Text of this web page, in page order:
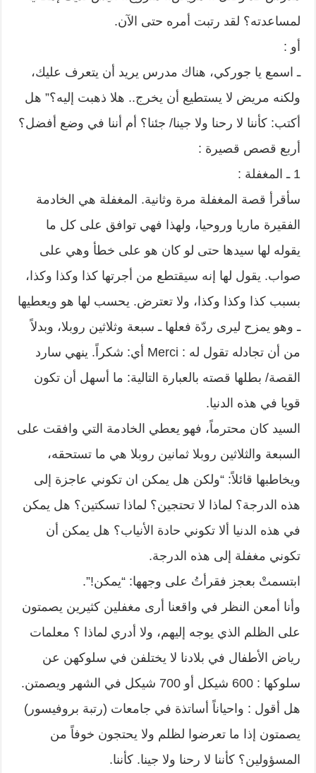
لمساعدته؟ لقد رتبت أمره حتى الآن.
أو :
ـ اسمع يا جوركي، هناك مدرس يريد أن يتعرف عليك،
ولكنه مريض لا يستطيع أن يخرج.. هلا ذهبت إليه؟” هل
أكتب: كأننا لا رحنا ولا جينا/ جئنا؟ أم أننا في وضع أفضل؟
أربع قصص قصيرة :
1 ـ المغفلة :
سأقرأ قصة المغفلة مرة وثانية. المغفلة هي الخادمة
الفقيرة ماريا وروحيا، ولهذا فهي توافق على كل ما
يقوله لها سيدها حتى لو كان هو على خطأ وهي على
صواب. يقول لها إنه سيقتطع من أجرتها كذا وكذا وكذا،
بسبب كذا وكذا وكذا، ولا تعترض. يحسب لها هو ويعطيها
ـ وهو يمزح ليرى ردّة فعلها ـ سبعة وثلاثين روبلا، وبدلاً
من أن تجادله تقول له : Merci أي: شكراً. ينهي سارد
القصة/ بطلها قصته بالعبارة التالية: ما أسهل أن تكون
قويا في هذه الدنيا.
السيد كان محترماً، فهو يعطي الخادمة التي وافقت على
السبعة والثلاثين روبلا ثمانين روبلا هي ما تستحقه،
ويخاطبها قائلاً: “ولكن هل يمكن ان تكوني عاجزة إلى
هذه الدرجة؟ لماذا لا تحتجين؟ لماذا تسكتين؟ هل يمكن
في هذه الدنيا ألا تكوني حادة الأنياب؟ هل يمكن أن
تكوني مغفلة إلى هذه الدرجة.
ابتسمتْ بعجز فقرأتُ على وجهها: “يمكن!”.
وأنا أمعن النظر في واقعنا أرى مغفلين كثيرين يصمتون
على الظلم الذي يوجه إليهم، ولا أدري لماذا ؟ معلمات
رياض الأطفال في بلادنا لا يختلفن في سلوكهن عن
سلوكها : 600 شيكل أو 700 شيكل في الشهر ويصمتن.
هل أقول : واحياناً أساتذة في جامعات (رتبة بروفيسور)
يصمتون إذا ما تعرضوا لظلم ولا يحتجون خوفاً من
المسؤولين؟ كأننا لا رحنا ولا جينا. كأننا.